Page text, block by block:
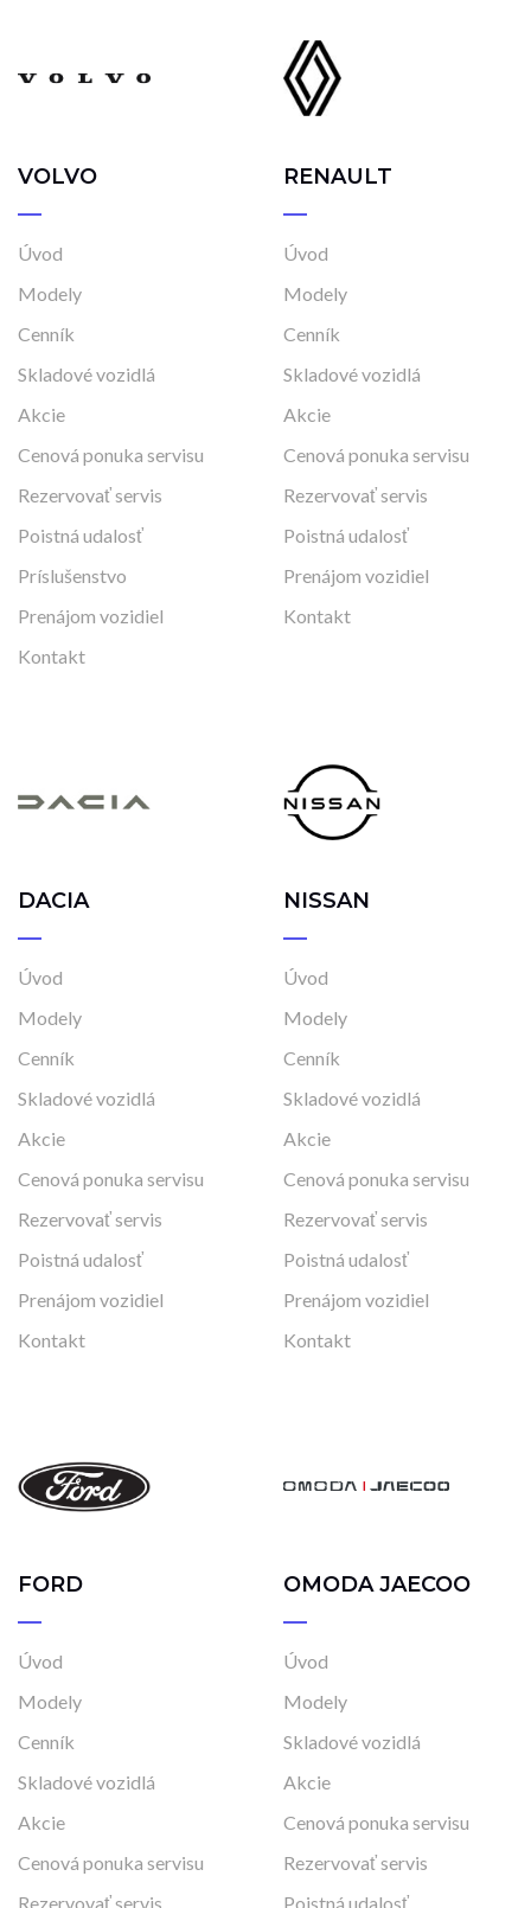
VOLVO
Úvod
Modely
Cenník
Skladové vozidlá
Akcie
Cenová ponuka servisu
Rezervovať servis
Poistná udalosť
Príslušenstvo
Prenájom vozidiel
Kontakt
RENAULT
Úvod
Modely
Cenník
Skladové vozidlá
Akcie
Cenová ponuka servisu
Rezervovať servis
Poistná udalosť
Prenájom vozidiel
Kontakt
DACIA
Úvod
Modely
Cenník
Skladové vozidlá
Akcie
Cenová ponuka servisu
Rezervovať servis
Poistná udalosť
Prenájom vozidiel
Kontakt
NISSAN
Úvod
Modely
Cenník
Skladové vozidlá
Akcie
Cenová ponuka servisu
Rezervovať servis
Poistná udalosť
Prenájom vozidiel
Kontakt
FORD
Úvod
Modely
Cenník
Skladové vozidlá
Akcie
Cenová ponuka servisu
Rezervovať servis
OMODA JAECOO
Úvod
Modely
Skladové vozidlá
Akcie
Cenová ponuka servisu
Rezervovať servis
Poistná udalosť